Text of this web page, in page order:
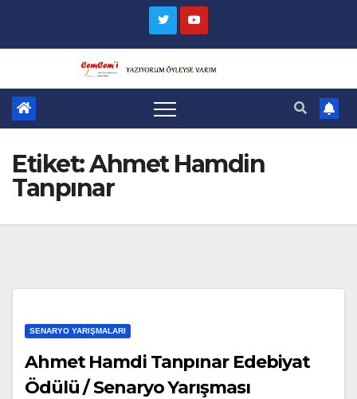
Etiket:Ahmet Hamdin
Tanpınar
SENARYO YARIŞMALARI
Ahmet Hamdi Tanpınar Edebiyat
Ödülü / Senaryo Yarışması